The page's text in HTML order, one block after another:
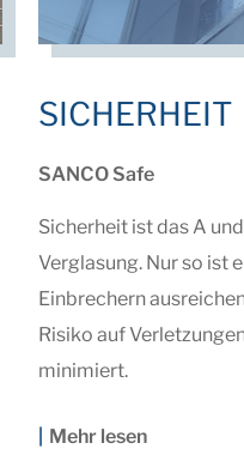
SICHERHEIT
SANCO Safe
Sicherheit ist das A
Verglasung. Nur so ist
Einbrechern
Risiko auf
minimiert.
Mehr lesen